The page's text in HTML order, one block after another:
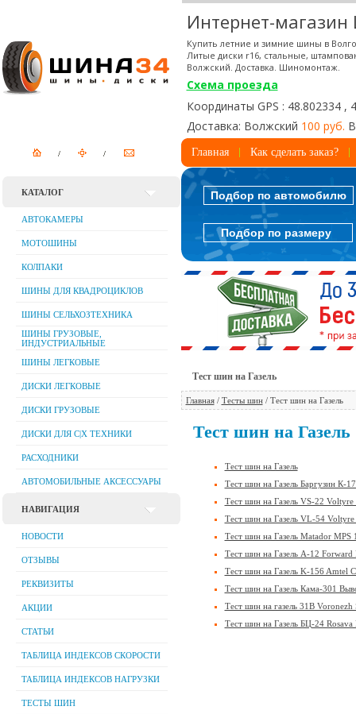
Интернет-
Купить летние и зимние шины в
Литые диски r16, стальные,
Волжский. Доставка. Шиномонтаж.
Схема проезда
Координаты GPS : 48.802334 ,
Доставка: Волжский 100 руб.
Главная Как сделать заказ?
КАТАЛОГ
АВТОКАМЕРЫ
МОТОШИНЫ
КОЛПАКИ
ШИНЫ ДЛЯ КВАДРОЦИКЛОВ
ШИНЫ СЕЛЬХОЗТЕХНИКА
ШИНЫ ГРУЗОВЫЕ,
ИНДУСТРИАЛЬНЫЕ
ШИНЫ ЛЕГКОВЫЕ
ДИСКИ ЛЕГКОВЫЕ
ДИСКИ ГРУЗОВЫЕ
ДИСКИ ДЛЯ C|Х ТЕХНИКИ
РАСХОДНИКИ
АВТОМОБИЛЬНЫЕ АКСЕССУАРЫ
НАВИГАЦИЯ
НОВОСТИ
ОТЗЫВЫ
РЕКВИЗИТЫ
АКЦИИ
СТАТЬИ
ТАБЛИЦА ИНДЕКСОВ СКОРОСТИ
ТАБЛИЦА ИНДЕКСОВ НАГРУЗКИ
ТЕСТЫ ШИН
Подбор по автомобилю
Подбор по размеру
Тест шин на Газель
Главная/ Тесты шин/ Тест шин на Газель
Тест шин на Газель
Тест шин на Газель
Тест шин на Газель Баргузин К-
Тест шин на Газель VS-22
Тест шин на Газель VL-54
Тест шин на Газель Matador
Тест шин на Газель A-12
Тест шин на Газель K-156 Amtel
Тест шин на Газель Кама-301
Тест шин на газель 31В
Тест шин на Газель БЦ-24